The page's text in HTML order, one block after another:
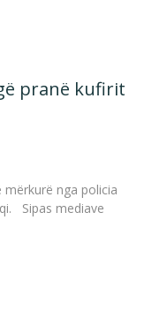
pranë kufirit
nga policia
Sipas mediave